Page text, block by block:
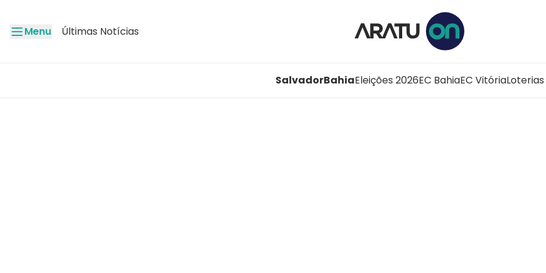
Menu Últimas Notícias
SalvadorBahiaEleições 2026EC BahiaEC VitóriaLoterias